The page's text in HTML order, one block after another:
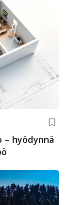
hyödynnä